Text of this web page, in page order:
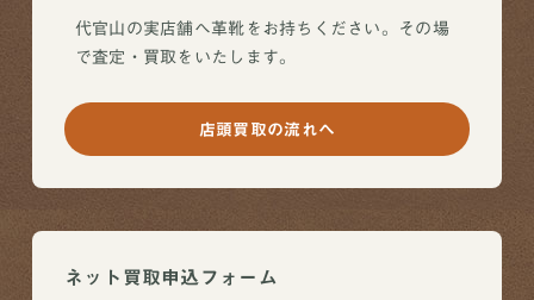
代官山の実店舗へ革靴をお持ちください。その場
で査定・買取をいたします。
店頭買取の流れへ
ネット買取申込フォーム